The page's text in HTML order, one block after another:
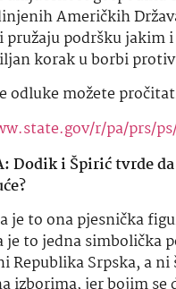
Američkih
pružaju podršku
korak u borbi
odluke možete
r/pa/prs/ps
Dodik i Špirić tvrde
je to ona pjesnička
je to jedna simbolička
Republika Srpska, a